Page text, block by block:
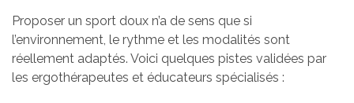
Proposer un sport doux n’a de sens que si
l’environnement, le rythme et les modalités sont
réellement adaptés. Voici quelques pistes validées par
les ergothérapeutes et éducateurs spécialisés :